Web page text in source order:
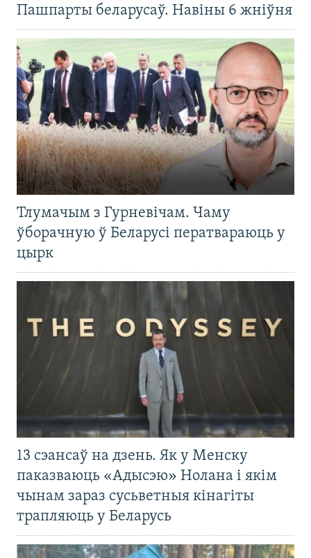
Пашпарты беларусаў. Навіны 6 жніўня
Тлумачым з Гурневічам. Чаму
ўборачную ў Беларусі ператвараюць у
цырк
13 сэансаў на дзень. Як у Менску
паказваюць «Адысэю» Нолана і якім
чынам зараз сусьветныя кінагіты
трапляюць у Беларусь